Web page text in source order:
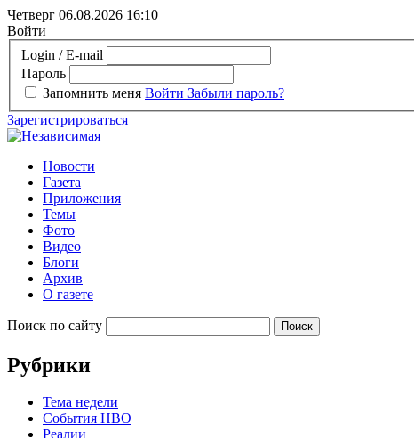
Четверг 06.08.2026 16:10
Войти
Login / E-mail
Пароль
Запомнить меня Войти Забыли пароль?
Зарегистрироваться
Новости
Газета
Приложения
Темы
Фото
Видео
Блоги
Архив
О газете
Поиск по сайту
Рубрики
Тема недели
События НВО
Реалии